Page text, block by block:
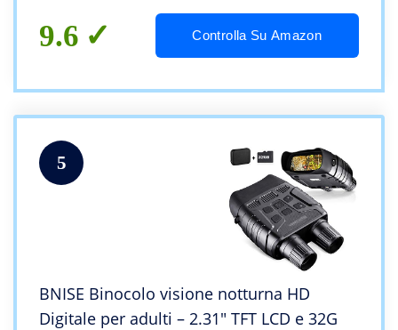
9.6 Controlla Su Amazon
5
BNISE Binocolo visione notturna HD
Digitale per adulti – 2.31″ TFT LCD e 32G